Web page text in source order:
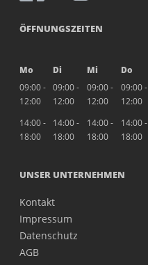
ÖFFNUNGSZEITEN
Mo Di Mi Do
09:00 -
12:00
09:00 -
12:00
09:00 -
12:00
09:00 -
12:00
14:00 -
18:00
14:00 -
18:00
14:00 -
18:00
14:00 -
18:00
UNSER UNTERNEHMEN
Kontakt
Impressum
Datenschutz
AGB